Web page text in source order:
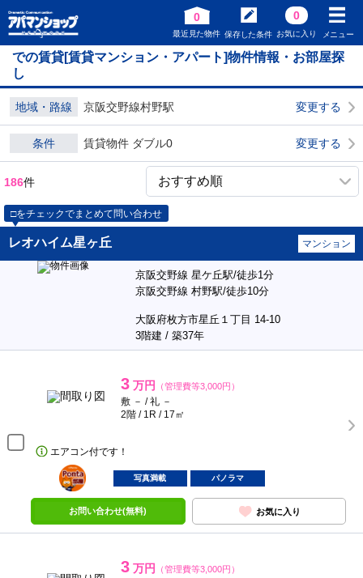
0
最近見た物件 保存した条件
0
お気に入り メニュー
での賃貸[賃貸マンション・アパート]物件情報・お部屋探
し
地域・路線 京阪交野線村野駅 変更する
条件 賃貸物件 ダブル0 変更する
186件
□をチェックでまとめて問い合わせ
レオハイム星ヶ丘 マンション
京阪交野線 星ケ丘駅/徒歩1分
京阪交野線 村野駅/徒歩10分
大阪府枚方市星丘１丁目 14-10
3階建 / 築37年
3 万円 （管理費等3,000円）
敷 － / 礼 －
2階 / 1R / 17㎡
エアコン付です！
ポンタ
部屋
写真満載 パノラマ
お問い合わせ(無料) お気に入り
3 万円 （管理費等3,000円）